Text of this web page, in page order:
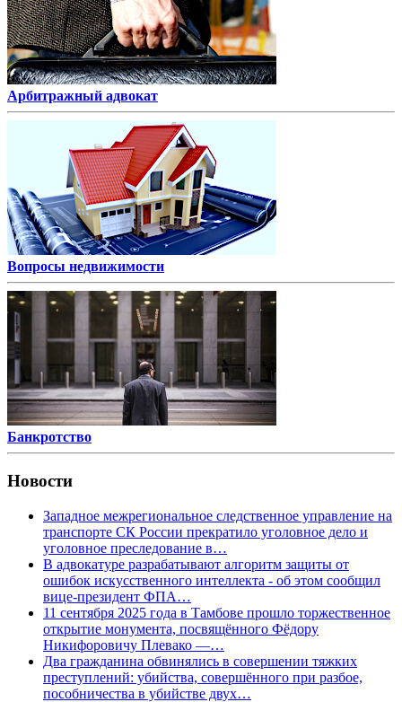
Арбитражный адвокат
Вопросы недвижимости
Банкротство
Новости
Западное межрегиональное следственное управление на
транспорте СК России прекратило уголовное дело и
уголовное преследование в…
В адвокатуре разрабатывают алгоритм защиты от
ошибок искусственного интеллекта - об этом сообщил
вице-президент ФПА…
11 сентября 2025 года в Тамбове прошло торжественное
открытие монумента, посвящённого Фёдору
Никифоровичу Плевако —…
Два гражданина обвинялись в совершении тяжких
преступлений: убийства, совершённого при разбое,
пособничества в убийстве двух…